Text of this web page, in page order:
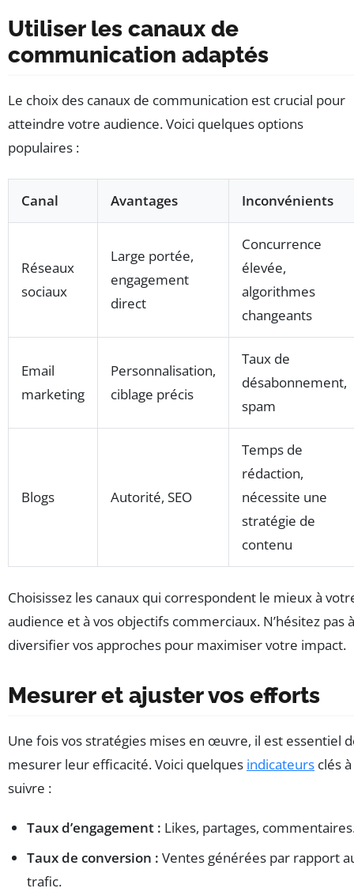
Utiliser les canaux de
communication adaptés
Le choix des canaux de communication est crucial pour
atteindre votre audience. Voici quelques options
populaires :
Canal Avantages Inconvénients
Réseaux
sociaux
Large portée,
engagement
direct
Concurrence
élevée,
algorithmes
changeants
Email
marketing
Personnalisation,
ciblage précis
Taux de
désabonnement,
spam
Blogs Autorité, SEO
Temps de
rédaction,
nécessite une
stratégie de
contenu
Choisissez les canaux qui correspondent le mieux à
audience et à vos objectifs commerciaux. N’hésitez pas à
diversifier vos approches pour maximiser votre impact.
Mesurer et ajuster vos efforts
Une fois vos stratégies mises en œuvre, il est essentiel
mesurer leur efficacité. Voici quelques indicateurs clés à
suivre :
Taux d’engagement : Likes, partages,
Taux de conversion : Ventes générées par rapport
trafic.